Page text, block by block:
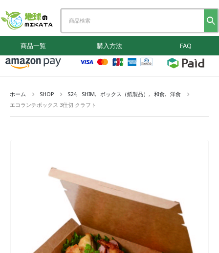
商品一覧 購入方法 FAQ
ホーム SHOP S24, SHIM, ボックス（紙製品） , 和食, 洋食
エコランチボックス 3仕切 クラフト